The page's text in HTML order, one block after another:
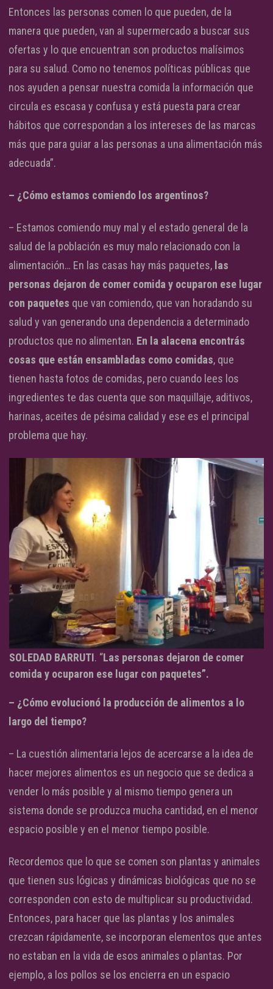
Entonces las personas comen lo que pueden, de la
manera que pueden, van al supermercado a buscar sus
ofertas y lo que encuentran son productos malísimos
para su salud. Como no tenemos políticas públicas que
nos ayuden a pensar nuestra comida la información que
circula es escasa y confusa y está puesta para crear
hábitos que correspondan a los intereses de las marcas
más que para guiar a las personas a una alimentación más
adecuada”.
– ¿Cómo estamos comiendo los argentinos?
– Estamos comiendo muy mal y el estado general de la
salud de la población es muy malo relacionado con la
alimentación… En las casas hay más paquetes, las
personas dejaron de comer comida y ocuparon ese lugar
con paquetes que van comiendo, que van horadando su
salud y van generando una dependencia a determinado
productos que no alimentan. En la alacena encontrás
cosas que están ensambladas como comidas, que
tienen hasta fotos de comidas, pero cuando lees los
ingredientes te das cuenta que son maquillaje, aditivos,
harinas, aceites de pésima calidad y ese es el principal
problema que hay.
SOLEDAD BARRUTI. “Las personas dejaron de comer
comida y ocuparon ese lugar con paquetes”.
– ¿Cómo evolucionó la producción de alimentos a lo
largo del tiempo?
– La cuestión alimentaria lejos de acercarse a la idea de
hacer mejores alimentos es un negocio que se dedica a
vender lo más posible y al mismo tiempo genera un
sistema donde se produzca mucha cantidad, en el menor
espacio posible y en el menor tiempo posible.
Recordemos que lo que se comen son plantas y animales
que tienen sus lógicas y dinámicas biológicas que no se
corresponden con esto de multiplicar su productividad.
Entonces, para hacer que las plantas y los animales
crezcan rápidamente, se incorporan elementos que antes
no estaban en la vida de esos animales o plantas. Por
ejemplo, a los pollos se los encierra en un espacio